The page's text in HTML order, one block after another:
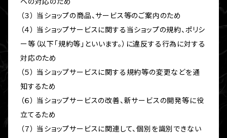
（３） 当ショップの商品、サービス等のご案内のため
（４） 当ショップサービスに関する当ショップの規約、ポリシ
ー等（以下「規約等」といいます。）に違反する行為に対する
対応のため
（５） 当ショップサービスに関する規約等の変更などを通
知するため
（６） 当ショップサービスの改善、新サービスの開発等に役
立てるため
（７） 当ショップサービスに関連して、個別を識別できない